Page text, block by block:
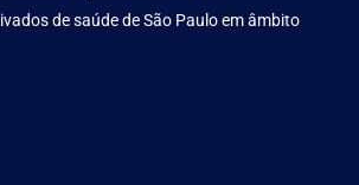
de saúde de São Paulo em âmbito